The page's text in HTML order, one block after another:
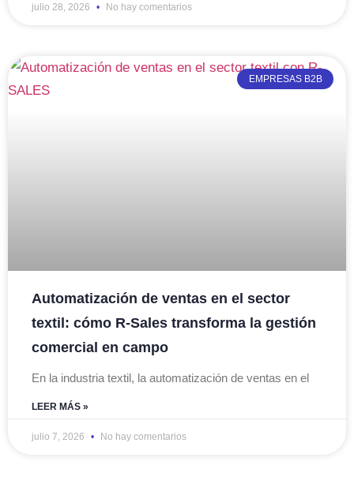
julio 28, 2026 No hay comentarios
EMPRESAS B2B
Automatización de ventas en el sector
textil: cómo R-Sales transforma la gestión
comercial en campo
En la industria textil, la automatización de ventas en el
LEER MÁS »
julio 7, 2026 No hay comentarios